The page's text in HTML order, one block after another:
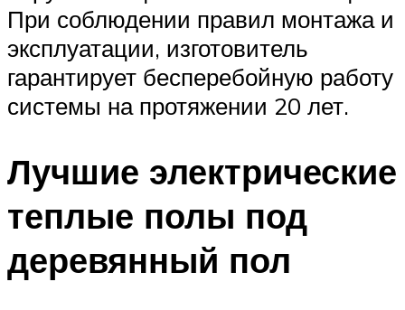
При соблюдении правил монтажа и
эксплуатации, изготовитель
гарантирует бесперебойную работу
системы на протяжении 20 лет.
Лучшие электрические
теплые полы под
деревянный пол